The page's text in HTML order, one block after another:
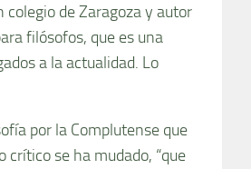
colegio de Zaragoza y autor
filósofos, que es una
a la actualidad. Lo
por la Complutense que
se ha mudado, “que